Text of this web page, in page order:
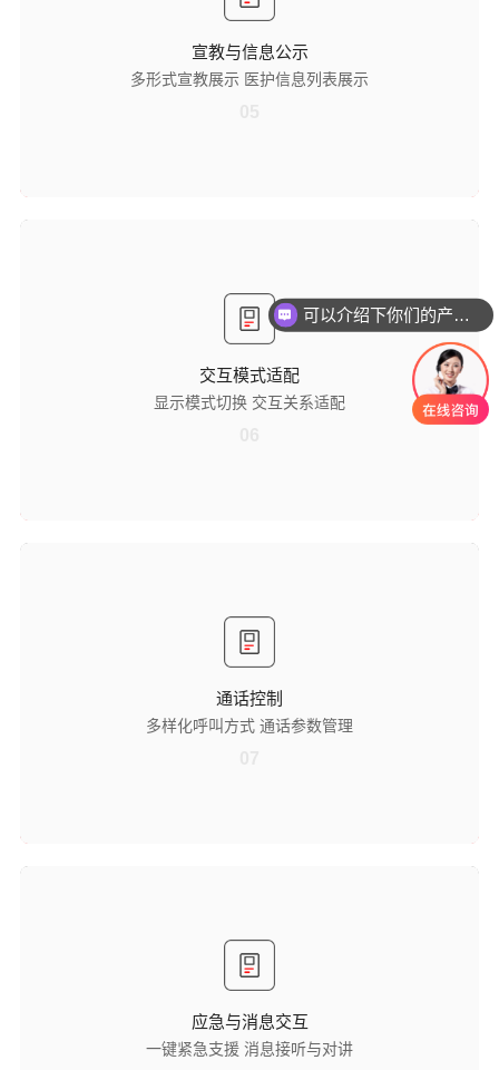
宣教与信息公示
多形式宣教展示 医护信息列表展示
容呈现方式，降低患者及家属理解难度，助力健康知识有效传递。
展示本护理单元的医护人员信息，支持多模板设置，可包含医护照片、
床位信息、房间信息、患者信息等，方便患者及家属识别医护人员，增
交互模式适配
显示模式切换 交互关系适配
兼容横屏和竖屏两种显示模式，医护人员可根据病房安装环境、使用习
惯灵活切换，提升设备安装适应性与操作便捷性，满足不同场景使用需
支持医护与患者 1 对 1、1 对多两种交互模式，既能满足单人沟通需求，
通话控制
多样化呼叫方式 通话参数管理
支持指定位置呼叫与拨号呼叫两种方式，医护人员可根据目标对象快速
选择合适的呼叫途径，减少呼叫操作步骤，提升通话发起效率。
可手动调节通话音量，确保通话声音清晰；同时能对通话过程进行计时
与录音，便于把控通话时长，留存通话记录，为后续沟通追溯提供依
应急与消息交互
一键紧急支援 消息接听与对讲
设有一键请求支援功能，当遇到紧急情况时，医护人员可快速发起支援
呼叫，确保及时获取协助，有效应对突发状况，保障医疗工作顺利开
支持接收消息通知，同时可进行对讲沟通，实现医护间、医患间即时的
可以介绍下你们的产品么